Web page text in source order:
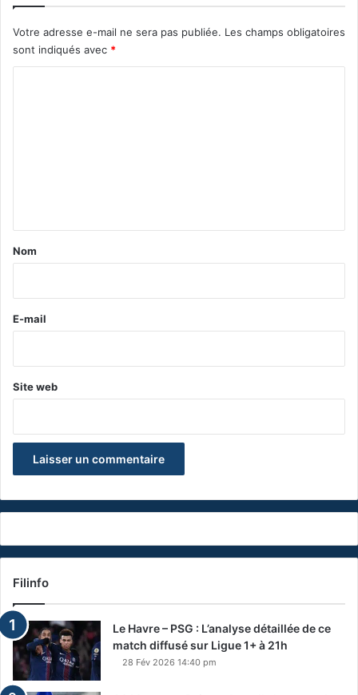
Votre adresse e-mail ne sera pas publiée. Les champs obligatoires
sont indiqués avec *
a
e
Nom
E-mail
Site web
Filinfo
Le Havre – PSG : L’analyse détaillée de ce
match diffusé sur Ligue 1+ à 21h
28 Fév 2026 14:40 pm